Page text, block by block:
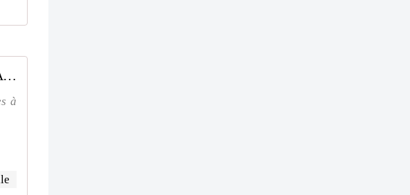
Jardinage A domicile | Ikuto Services à la personne | Paris 75013
à